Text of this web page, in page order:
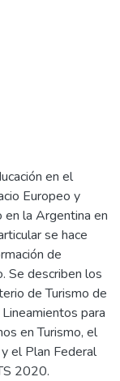
en el
Europeo y
en la Argentina en
se hace
de
Se describen los
de Turismo de
para
en Turismo, el
el Plan Federal
2020.